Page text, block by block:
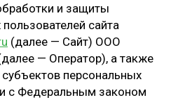
ПЛИТ
и защиты
сайта
(далее — Сайт) ООО
— Оператор), а также
субъектов персональных
с Федеральным законом